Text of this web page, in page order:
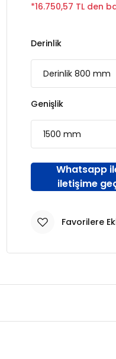
*16.750,57 TL den
Derinlik
Genişlik
Whatsapp
iletişime